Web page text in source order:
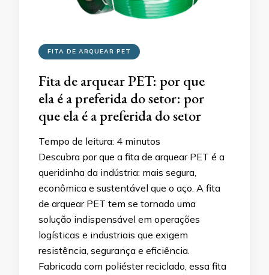
FITA DE ARQUEAR PET
Fita de arquear PET: por que
ela é a preferida do setor: por
que ela é a preferida do setor
Tempo de leitura: 4 minutos
Descubra por que a fita de arquear PET é a
queridinha da indústria: mais segura,
econômica e sustentável que o aço. A fita
de arquear PET tem se tornado uma
solução indispensável em operações
logísticas e industriais que exigem
resistência, segurança e eficiência.
Fabricada com poliéster reciclado, essa fita